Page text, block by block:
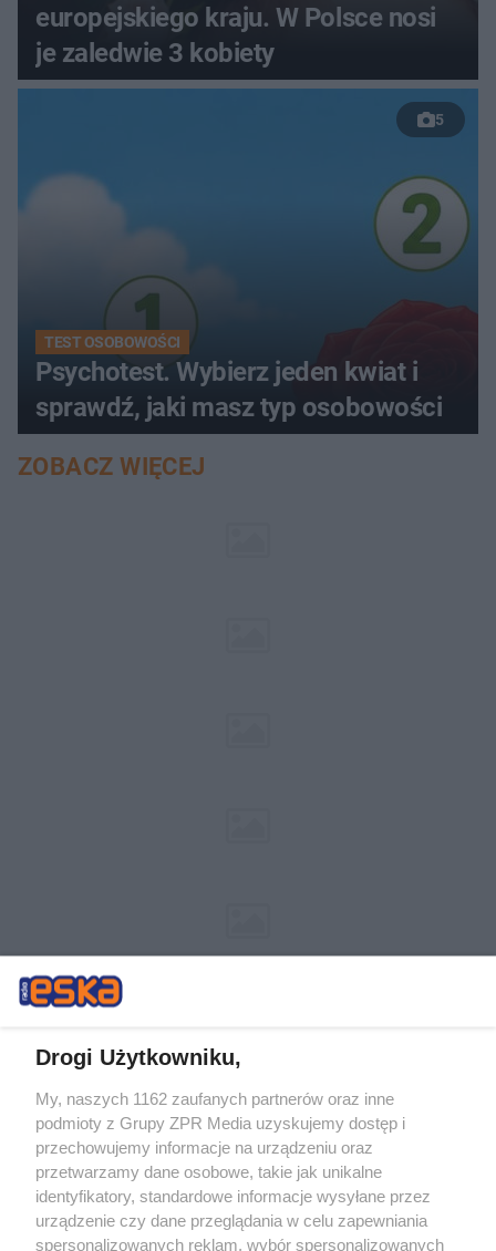
europejskiego kraju. W Polsce nosi
je zaledwie 3 kobiety
5
TEST OSOBOWOŚCI
Psychotest. Wybierz jeden kwiat i
sprawdź, jaki masz typ osobowości
ZOBACZ WIĘCEJ
Żaden utwór zamieszczony w serwisie nie może być powielany i
rozpowszechniany lub dalej rozpowszechniany w jakikolwiek sposób (w
tym także elektroniczny lub mechaniczny) na jakimkolwiek polu
eksploatacji w jakiejkolwiek formie, włącznie z umieszczaniem w
Internecie bez pisemnej zgody właściciela praw. Jakiekolwiek użycie lub
wykorzystanie utworów w całości lub w części z naruszeniem prawa,
tzn. bez właściwej zgody, jest zabronione pod groźbą kary i może być
ścigane prawnie.
Drogi Użytkowniku,
My, naszych 1162 zaufanych partnerów oraz inne
podmioty z Grupy ZPR Media uzyskujemy dostęp i
przechowujemy informacje na urządzeniu oraz
przetwarzamy dane osobowe, takie jak unikalne
identyfikatory, standardowe informacje wysyłane przez
urządzenie czy dane przeglądania w celu zapewniania
spersonalizowanych reklam, wybór spersonalizowanych